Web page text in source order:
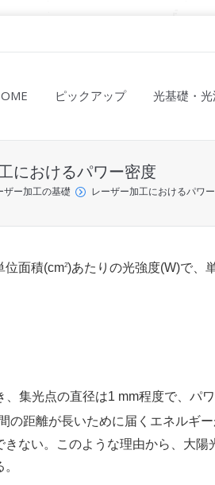
ピックアップ 光基礎・
におけるパワー密度
ザー加工の基礎 レーザー加工におけるパワ
位面積(cm2)あたりの光強度(W)で、
集光点の直径は1 mm程度で、パ
の距離が長いために届くエネルギ
ない。このような理由から、大陽